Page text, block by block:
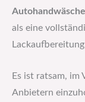
als eine
Es ist ratsam, im
Anbietern